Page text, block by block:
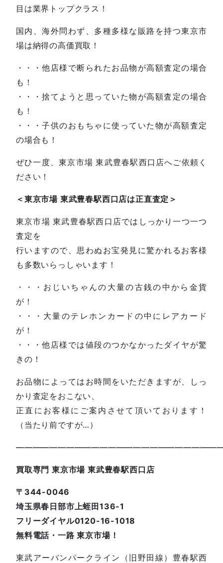
目は業界トップクラス！
国内、海外問わず、多種多様な販路を持つ東京市
場は納得の高価買取！
・・・他店様で断られたお品物が高額査定の場合
も！
・・・捨てようと思っていた物が高額査定の場合
も！
・・・子供のおもちゃに使っていた物が高額査定
の場合も！
ぜひ一度、東京市場 東武豊春駅西口店へご依頼く
ださい！
＜東京市場 東武豊春駅西口店は正直査定＞
東京市場 東武豊春駅西口店ではしっかり一つ一つ
査定を
行いますので、思わぬお宝発見に驚かれるお客様
も多数いらっしゃいます！
・・・おじいちゃんの大量の古銭の中から金貨
が！
・・・大量のテレホンカードの中にレアカード
が！
・・・他店様では値段のつかなかったダイヤが驚
きの！
お品物によってはお時間をいただきますが、しっ
かり査定をおこない、
正直にお客様にご案内させて頂いております！
（当たり前ですが…）
買取専門 東京市場 東武豊春駅西口店
〒344-0046
埼玉県春日部市上蛭田136-1
フリーダイヤル0120-16-1018
無料電話・一路 東京市場！
東武アーバンパークライン（旧野田線）豊春駅西